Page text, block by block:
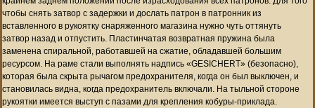
чтобы снять затвор с задержки и дослать патрон в патронник из
вставленного в рукоятку снаряженного магазина нужно чуть оттянуть
затвор назад и отпустить. Пластинчатая возвратная пружина была
заменена спиральной, работавшей на сжатие, обладавшей большим
ресурсом. На раме стали выполнять надпись «GESICHERT» (безопасно),
которая была скрыта рычагом предохранителя, когда он был выключен, и
становилась видна, когда предохранитель включали. На тыльной стороне
рукоятки имеется выступ с пазами для крепления кобуры-приклада.